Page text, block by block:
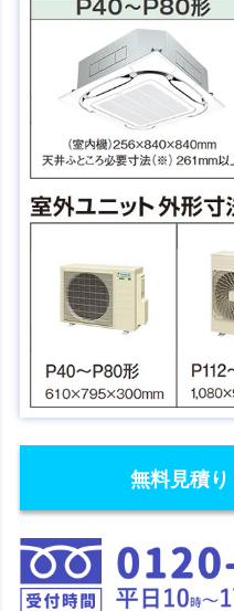
無料見積